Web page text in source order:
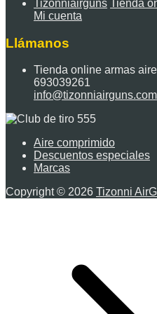
Tizonniairguns Tienda
Mi cuenta
Llámanos
Tienda online armas
693039261
info@tizonniairguns.com
Aire comprimido
Descuentos especiales
Marcas
Copyright © 2026 Tizonni